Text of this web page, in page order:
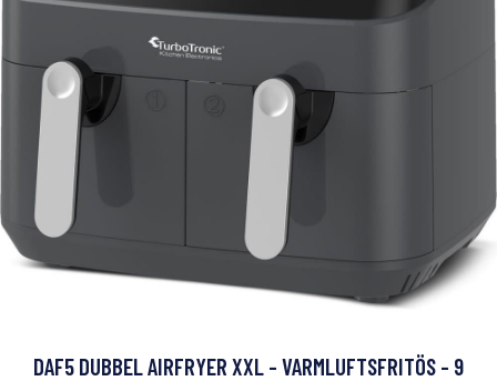
DAF5 DUBBEL AIRFRYER XXL - VARMLUFTSFRITÖS - 9